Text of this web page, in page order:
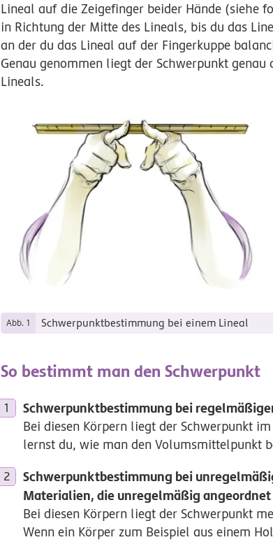
Lineal auf die Zeigefinger beider Hände (siehe
in Richtung der Mitte des Lineals, bis du das
an der du das Lineal auf der Fingerkuppe
Genau genommen liegt der Schwerpunkt
Lineals.
Abb. 1 Schwerpunktbestimmung bei einem Lineal
So bestimmt man den Schwerpunkt
Schwerpunktbestimmung bei
Bei diesen Körpern liegt der Schwerpunkt
lernst du, wie man den Volumsmittelpunkt
Schwerpunktbestimmung bei
Materialien, die unregelmäßig angeordnet
Bei diesen Körpern liegt der Schwerpunkt
Wenn ein Körper zum Beispiel aus einem